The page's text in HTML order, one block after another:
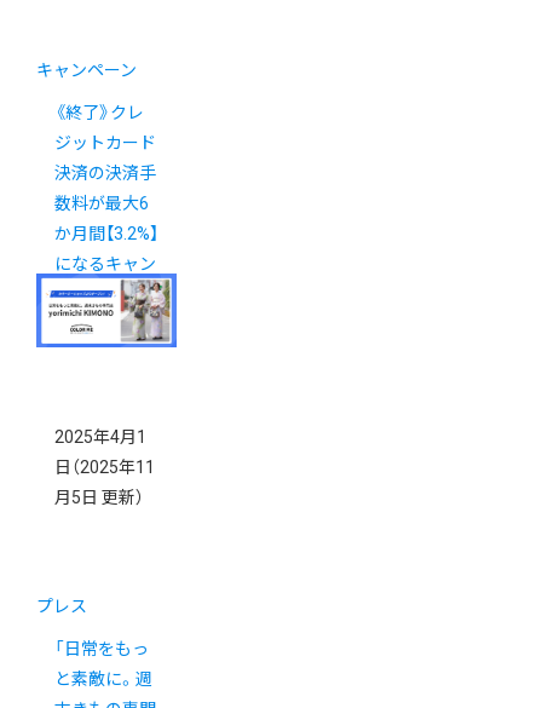
キャンペーン
《終了》クレ
ジットカード
決済の決済手
数料が最大6
か月間【3.2%】
になるキャン
ペーン実施
中！
2025年4月1
日 （2025年11
月5日 更新）
プレス
「日常をもっ
と素敵に。週